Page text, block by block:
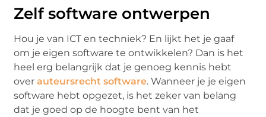
Zelf software ontwerpen
Hou je van ICT en techniek? En lijkt het je gaaf
om je eigen software te ontwikkelen? Dan is het
heel erg belangrijk dat je genoeg kennis hebt
overauteursrecht software. Wanneer je je eigen
software hebt opgezet, is het zeker van belang
dat je goed op de hoogte bent van het